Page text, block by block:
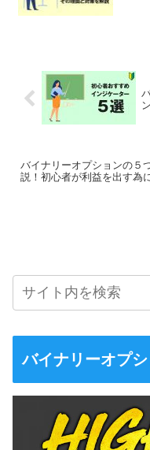
バイナリーオプションの５
説！初心者が利益を出す為
バイナリーオプ